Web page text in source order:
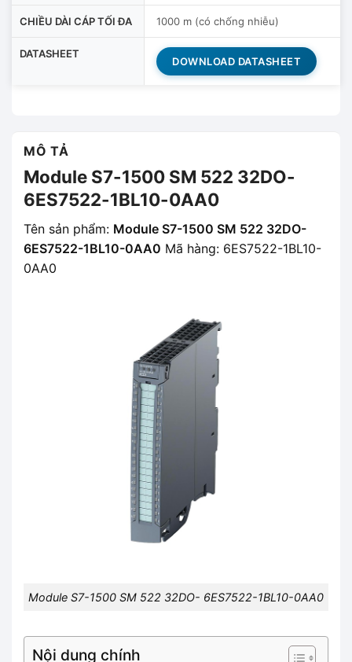
CHIỀU DÀI CÁP TỐI ĐA 1000 m (có chống nhiễu)
DATASHEET
DOWNLOAD DATASHEET
MÔ TẢ
Module S7-1500 SM 522 32DO-
6ES7522-1BL10-0AA0
Tên sản phẩm: Module S7-1500 SM 522 32DO-
6ES7522-1BL10-0AA0 Mã hàng: 6ES7522-1BL10-
0AA0
Module S7-1500 SM 522 32DO- 6ES7522-1BL10-0AA0
Nội dung chính